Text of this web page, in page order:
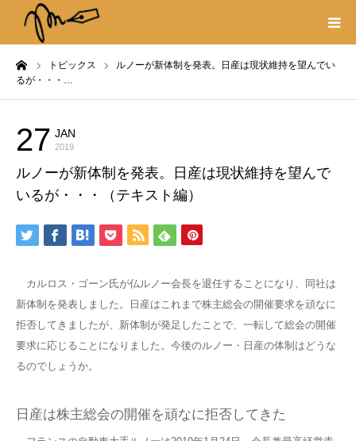
トピックス
ルノーが新体制を発表。日産は現状維持を望んでい
るが・・・…
27 JAN
2019
ルノーが新体制を発表。日産は現状維持を望んで
いるが・・・（テキスト編）
カルロス・ゴーン氏が仏ルノー会長を退任することになり、同社は
新体制を発表しました。日産はこれまで株主総会の開催要求を頑なに
拒否してきましたが、新体制が発足したことで、一転して総会の開催
要求に応じることになりました。今後のルノー・日産の体制はどうな
るのでしょうか。
日産は株主総会の開催を頑なに拒否してきた
プロフィール
取材や出演の依頼